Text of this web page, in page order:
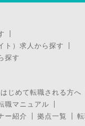
ト）求人から探す
探す
はじめて転職される方へ
職マニュアル
ー紹介
拠点一覧